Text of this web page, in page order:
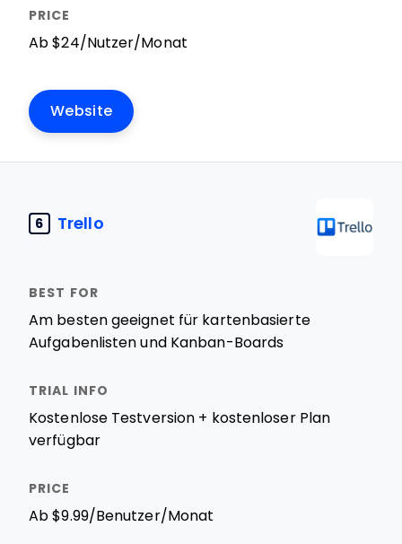
Ab $24/Nutzer/Monat
Website
6 Trello
Am besten geeignet für kartenbasierte
Aufgabenlisten und Kanban-Boards
Kostenlose Testversion + kostenloser Plan
verfügbar
Ab $9.99/Benutzer/Monat